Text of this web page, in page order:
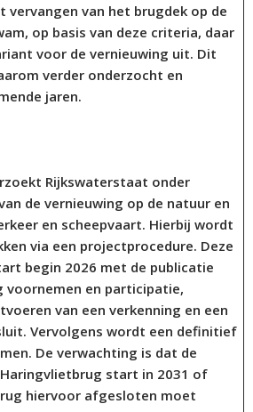
vervangen van het brugdek op de
op basis van deze criteria, daar
voor de vernieuwing uit. Dit
verder onderzocht en
jaren.
Rijkswaterstaat onder
de vernieuwing op de natuur en
en scheepvaart. Hierbij wordt
via een projectprocedure. Deze
begin 2026 met de publicatie
voornemen en participatie,
van een verkenning en een
Vervolgens wordt een definitief
De verwachting is dat de
start in 2031 of
hiervoor afgesloten moet